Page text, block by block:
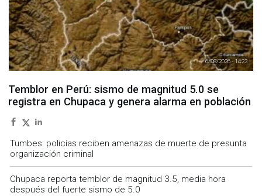
6/08/2026 - 14:23
Temblor en Perú: sismo de magnitud 5.0 se
registra en Chupaca y genera alarma en población
Tumbes: policías reciben amenazas de muerte de presunta
organización criminal
Chupaca reporta temblor de magnitud 3.5, media hora
después del fuerte sismo de 5.0